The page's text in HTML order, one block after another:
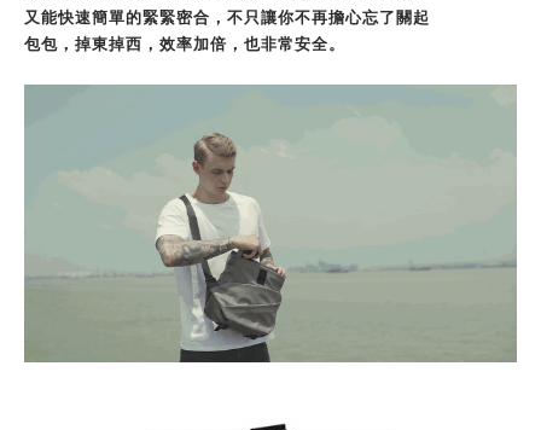
又能快速簡單的緊緊密合，不只讓你不再擔心忘了關起
包包，掉東掉西，效率加倍，也非常安全。